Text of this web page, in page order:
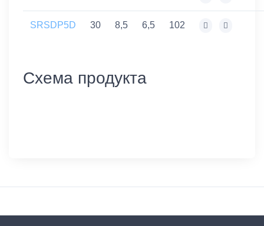
SRSDP5D 30 8,5 6,5 102
Схема продукта